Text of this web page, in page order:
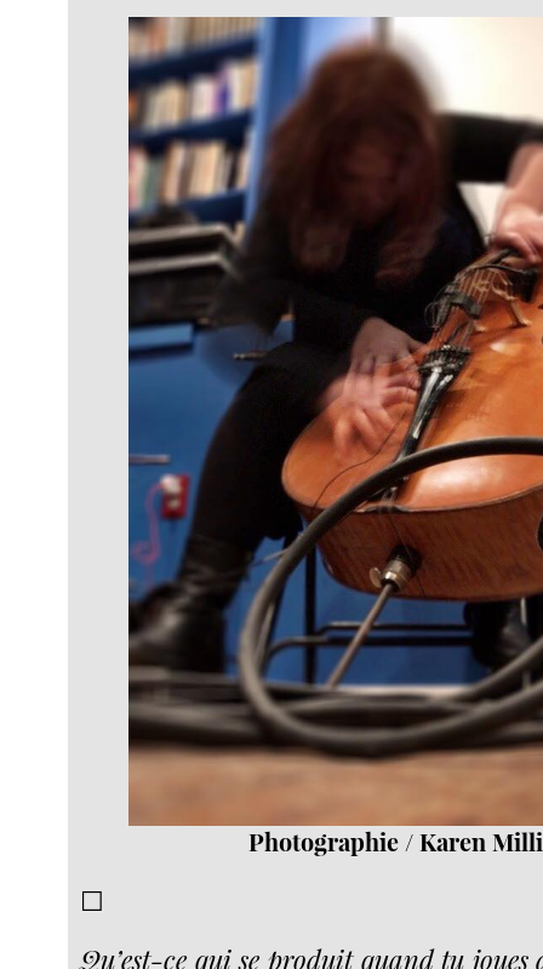
Photographie / Karen
☐
Qu’est-ce qui se produit quand tu